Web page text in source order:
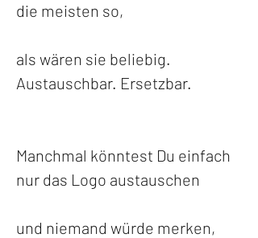
die meisten so,
als wären sie beliebig.
Austauschbar. Ersetzbar.
Manchmal könntest Du einfach
nur das Logo austauschen
und niemand würde merken,